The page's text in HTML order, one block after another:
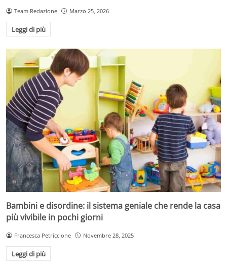
Team Redazione Marzo 25, 2026
Leggi di più
Bambini e disordine: il sistema geniale che rende la casa
più vivibile in pochi giorni
Francesca Petriccione Novembre 28, 2025
Leggi di più